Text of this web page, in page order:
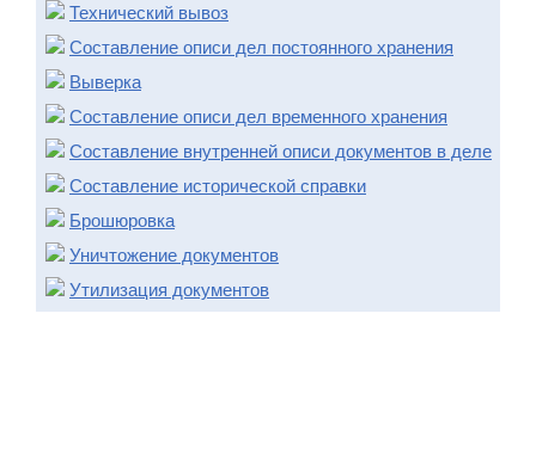
Технический вывоз
Составление описи дел постоянного хранения
Выверка
Составление описи дел временного хранения
Составление внутренней описи документов в деле
Составление исторической справки
Брошюровка
Уничтожение документов
Утилизация документов